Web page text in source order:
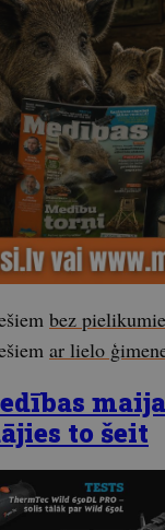
bez
ar lielo
to šeit